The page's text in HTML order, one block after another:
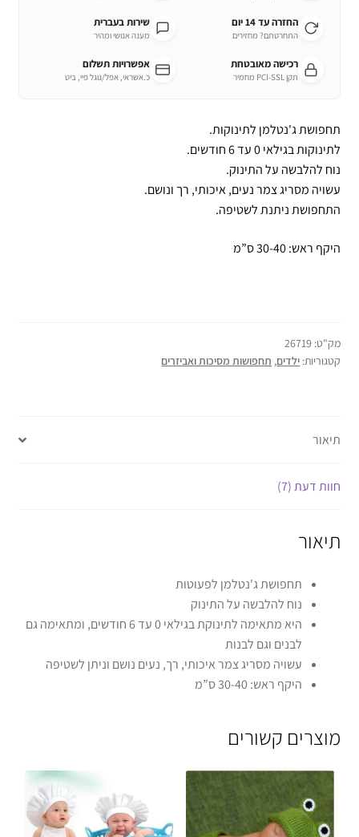
החזרה עד 14 יום
התחרטתם? מחזירים
שירות בעברית
מענה אנושי ומהיר
רכישה מאובטחת
תקן PCI-SSL מחמיר
אפשרויות תשלום
כ.אשראי, אפל/גוגל פיי, ביט
תחפושת ג'נטלמן לתינוקות.
לתינוקות בגילאי 0 עד 6 חודשים.
נוח להלבשה על התינוק.
עשויה מסריג צמר נעים, איכותי, רך ונושם.
התחפושת ניתנת לשטיפה.
היקף ראש: 30-40 ס”מ
מק"ט: 26719
קטגוריות: ילדים, תחפושות מסיכות ואביזרים
תיאור
חוות דעת (7)
תיאור
תחפושת ג'נטלמן לפעוטות
נוח להלבשה על התינוק
היא מתאימה לתינוקת בגילאי 0 עד 6 חודשים, ומתאימה גם
לבנים וגם לבנות
עשויה מסריג צמר איכותי, רך, נעים נושם וניתן לשטיפה
היקף ראש: 30-40 ס”מ
מוצרים קשורים